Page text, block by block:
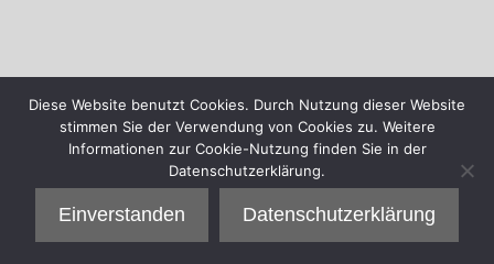
Diese Website benutzt Cookies. Durch Nutzung dieser Website
stimmen Sie der Verwendung von Cookies zu. Weitere
Informationen zur Cookie-Nutzung finden Sie in der
Datenschutzerklärung.
Einverstanden Datenschutzerklärung